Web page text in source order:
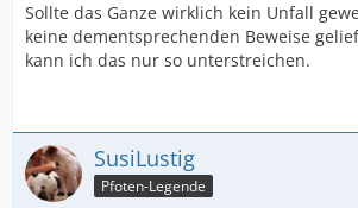
Sollte das Ganze wirklich kein Unfall
keine dementsprechenden Beweise
kann ich das nur so unterstreichen.
SusiLustig
Pfoten-Legende